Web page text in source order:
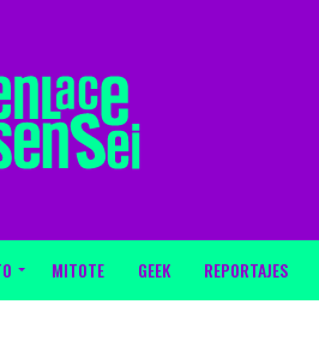
MITOTE GEEK REPORTAJES